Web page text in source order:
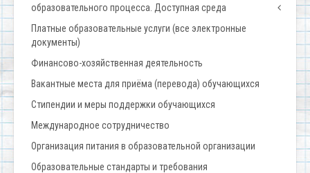
образовательного процесса. Доступная среда
Платные образовательные услуги (все электронные
документы)
Финансово-хозяйственная деятельность
Вакантные места для приёма (перевода) обучающихся
Стипендии и меры поддержки обучающихся
Международное сотрудничество
Организация питания в образовательной организации
Образовательные стандарты и требования